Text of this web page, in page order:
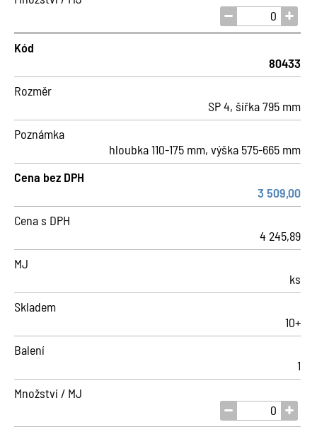
Kód
80433
Rozměr
SP 4, šířka 795 mm
Poznámka
hloubka 110-175 mm, výška 575-665 mm
Cena bez DPH
3 509,00
Cena s DPH
4 245,89
MJ
ks
Skladem
10+
Balení
1
Množství / MJ